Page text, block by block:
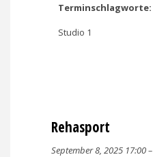
Terminschlagworte:
Studio 1
Rehasport
September 8, 2025 17:00–